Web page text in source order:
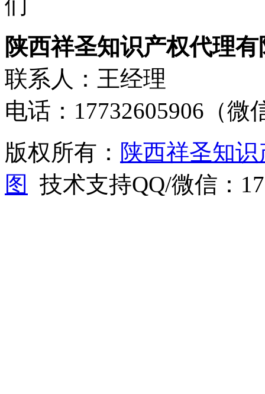
陕西祥圣知识产权代理
联系人：王经理
电话：17732605906（微
版权所有： 陕西祥圣知
图
技术支持QQ/微信：